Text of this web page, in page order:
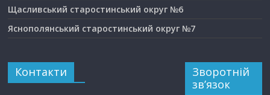
Щасливський старостинський округ №6
Яснополянський старостинський округ №7
Контакти
Зворотній
зв’язок